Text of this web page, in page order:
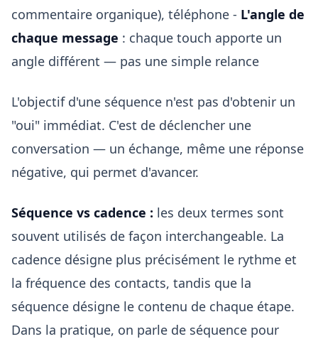
commentaire organique), téléphone - L'angle de
chaque message : chaque touch apporte un
angle différent — pas une simple relance
L'objectif d'une séquence n'est pas d'obtenir un
"oui" immédiat. C'est de déclencher une
conversation — un échange, même une réponse
négative, qui permet d'avancer.
Séquence vs cadence : les deux termes sont
souvent utilisés de façon interchangeable. La
cadence désigne plus précisément le rythme et
la fréquence des contacts, tandis que la
séquence désigne le contenu de chaque étape.
Dans la pratique, on parle de séquence pour